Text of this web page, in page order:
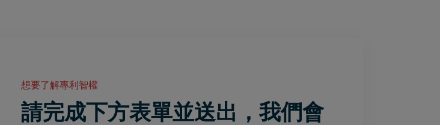
想要了解專利智權
請完成下方表單並送出，我們會